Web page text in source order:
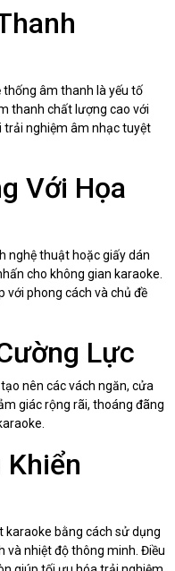
âm thanh là yếu tố
thanh chất lượng cao với
trải nghiệm âm nhạc tuyệt
Với Họa
nghệ thuật hoặc giấy dán
cho không gian karaoke.
với phong cách và chủ đề
Lực
nên các vách ngăn, cửa
giác rộng rãi, thoáng đãng
Khiển
karaoke bằng cách sử dụng
và nhiệt độ thông minh. Điều